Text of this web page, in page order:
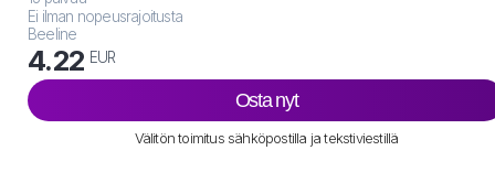
Ei ilman nopeusrajoitusta
Beeline
4.22 EUR
Osta nyt
Välitön toimitus sähköpostilla ja tekstiviestillä